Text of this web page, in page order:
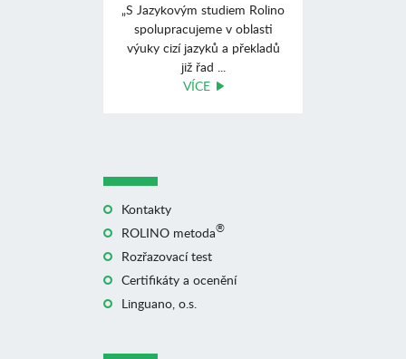
„S Jazykovým studiem Rolino
spolupracujeme v oblasti
výuky cizí jazyků a překladů
již řad ...
VÍCE
Kontakty
ROLINO metoda®
Rozřazovací test
Certifikáty a ocenění
Linguano, o.s.